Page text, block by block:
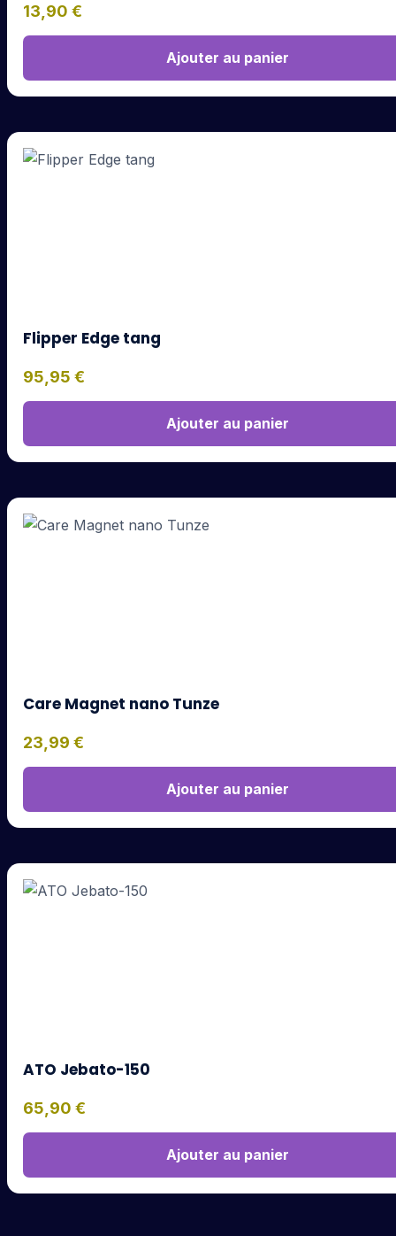
13,90 €
Ajouter au panier
Flipper Edge tang
95,95 €
Ajouter au panier
Care Magnet nano Tunze
23,99 €
Ajouter au panier
ATO Jebato-150
65,90 €
Ajouter au panier